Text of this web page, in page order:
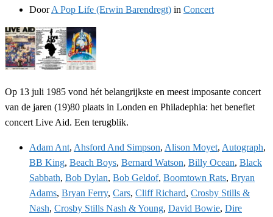
DoorA Pop Life (Erwin Barendregt) in Concert
Op 13 juli 1985 vond hét belangrijkste en meest imposante concert
van de jaren (19)80 plaats in Londen en Philadephia: het benefiet
concert Live Aid. Een terugblik.
Adam Ant, Ahsford And Simpson, Alison Moyet, Autograph,
BB King, Beach Boys, Bernard Watson, Billy Ocean, Black
Sabbath, Bob Dylan, Bob Geldof, Boomtown Rats, Bryan
Adams, Bryan Ferry, Cars, Cliff Richard, Crosby Stills &
Nash, Crosby Stills Nash & Young, David Bowie, Dire